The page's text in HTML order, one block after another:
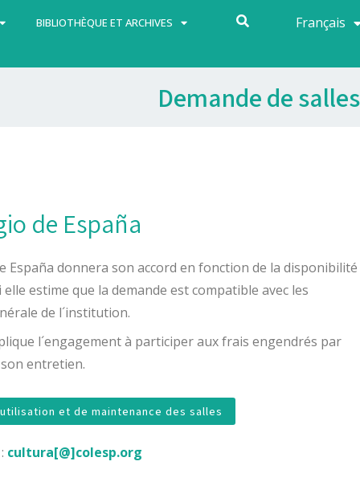
BIBLIOTHÈQUE ET ARCHIVES Français
Español
Demande de salles
de España
España donnera son accord en fonction de la disponibilité
estime que la demande est compatible avec les
de l´institution.
l´engagement à participer aux frais engendrés par
entretien.
et de maintenance des salles
cultura[@]colesp.org